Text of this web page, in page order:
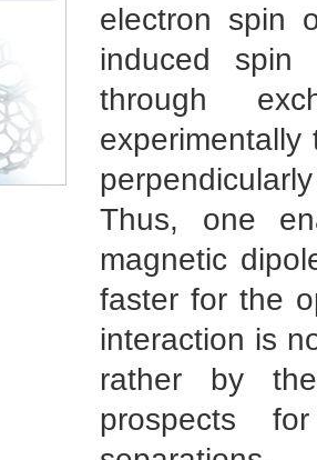
electron spin
induced spin
through
Thus, one
magnetic
faster for the
interaction is
rather by
prospects